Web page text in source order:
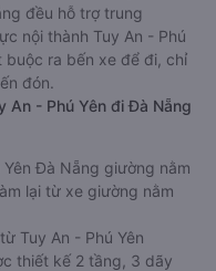
đều hỗ trợ trung
nội thành Tuy An - Phú
buộc ra bến xe để đi, chỉ
đón.
An - Phú Yên đi Đà Nẵng
Đà Nẵng giường nằm
lại từ xe giường nằm
Tuy An - Phú Yên
thiết kế 2 tầng, 3 dãy